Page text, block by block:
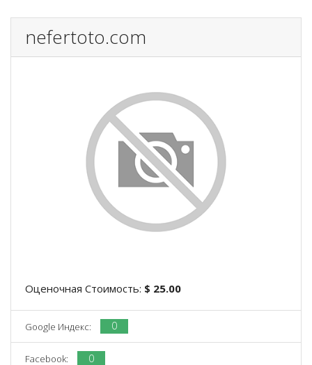
nefertoto.com
Оценочная Стоимость: $ 25.00
Google Индекс: 0
Facebook: 0